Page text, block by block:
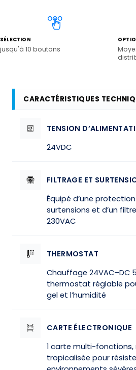
SÉLECTION
jusqu'à 10 boutons
CARACTÉRISTIQUES
TENSION
24VDC
FILTRAGE ET
Équipé d’une
surtensions et d’un
230VAC
THERMOSTAT
Chauffage 24VAC–DC
thermostat réglable
gel et l’humidité
CARTE ÉLECTRONIQUE
1 carte multi-
tropicalisée pour